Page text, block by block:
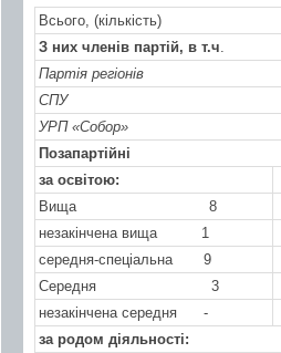
Всього, (кількість)
З них членів партій, в т.ч
Партія регіонів
СПУ
УРП «Собор»
Позапартійні
за освітою:
Вища 8
незакінчена вища 1
середня-спеціальна 9
Середня 3
незакінчена середня -
за родом діяльності: